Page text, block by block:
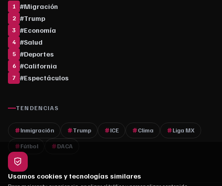
1 #Migración
2 #Trump
3 #Economía
4 #Salud
5 #Deportes
6 #California
7 #Espectáculos
TENDENCIAS
Inmigración Trump ICE Clima Liga MX
Fútbol DACA
Usamos cookies y tecnologías similares